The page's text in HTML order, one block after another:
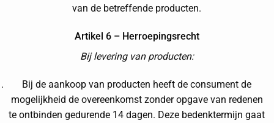
van de betreffende producten.
Artikel 6 – Herroepingsrecht
Bij levering van producten:
Bij de aankoop van producten heeft de consument de
mogelijkheid de overeenkomst zonder opgave van redenen
te ontbinden gedurende 14 dagen. Deze bedenktermijn gaat